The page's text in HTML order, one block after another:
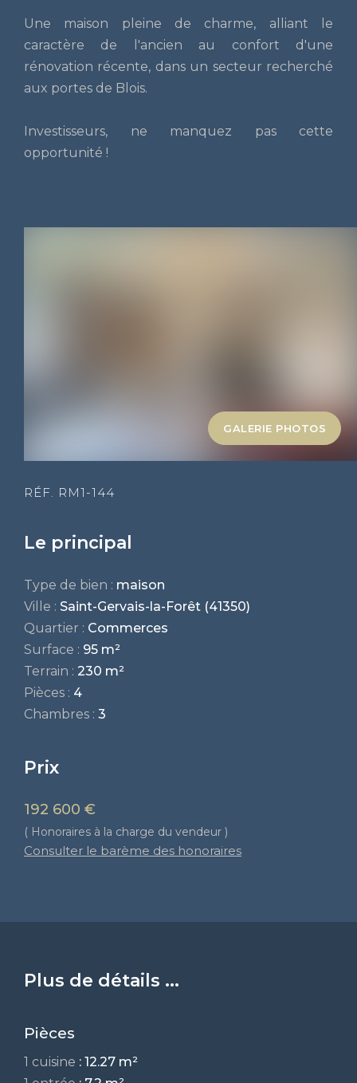
Une maison pleine de charme, alliant le
caractère de l'ancien au confort d'une
rénovation récente, dans un secteur recherché
aux portes de Blois.
Investisseurs, ne manquez pas cette
opportunité !
GALERIE PHOTOS
RÉF. RM1-144
Le principal
Type de bien : maison
Ville : Saint-Gervais-la-Forêt (41350)
Quartier : Commerces
Surface : 95 m²
Terrain : 230 m²
Pièces : 4
Chambres : 3
Prix
192 600 €
( Honoraires à la charge du vendeur )
Consulter le barème des honoraires
Plus de détails ...
Pièces
1 cuisine : 12.27 m²